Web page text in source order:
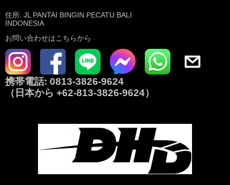
住所: JL PANTAI BINGIN PECATU BALI
INDONESIA
お問い合わせはこちらから
携帯電話: 0813-3826-9624
（日本から +62-813-3826-9624）